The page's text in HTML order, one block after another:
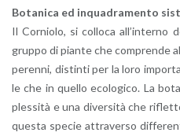
Bo­ta­ni­ca ed in­qua­dra­men­to
Il Cor­nio­lo, si col­lo­ca al­l’in­ter­no
grup­po di pian­te che com­pren­de
pe­ren­ni, di­stin­ti per la loro
le che in quel­lo eco­lo­gi­co. La
ples­si­tà e una di­ver­si­tà che
que­sta spe­cie at­tra­ver­so